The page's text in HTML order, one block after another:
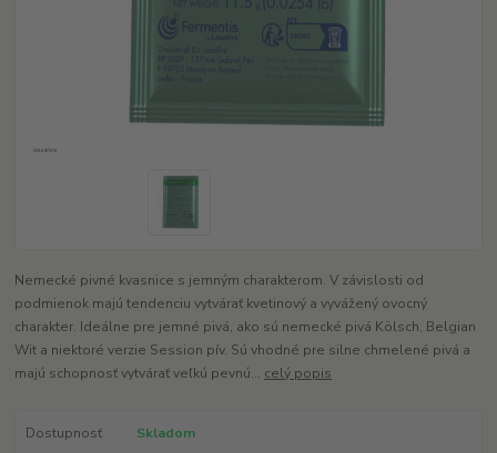
Nemecké pivné kvasnice s jemným charakterom. V závislosti od
podmienok majú tendenciu vytvárať kvetinový a vyvážený ovocný
charakter. Ideálne pre jemné pivá, ako sú nemecké pivá Kölsch, Belgian
Wit a niektoré verzie Session pív. Sú vhodné pre silne chmelené pivá a
majú schopnosť vytvárať veľkú pevnú... celý popis
Dostupnosť Skladom